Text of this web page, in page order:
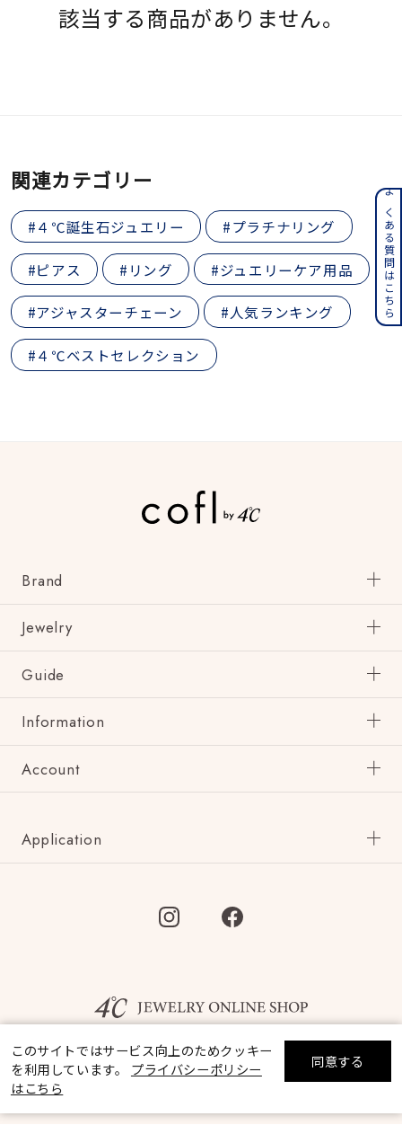
価格 ¥0
在庫 在庫ありのみ すべて表示
絞り込んで検索する
該当する商品がありません。
関連カテゴリー
#４℃誕生石ジュエリー #プラチナリング
#ピアス #リング #ジュエリーケア用品
#アジャスターチェーン #人気ランキング
#４℃ベストセレクション
Brand
Jewelry
Guide
Information
Account
Application
このサイトではサービス向上のためクッキー
を利用しています。 プライバシーポリシー
はこちら
同意する
よくある質問はこちら